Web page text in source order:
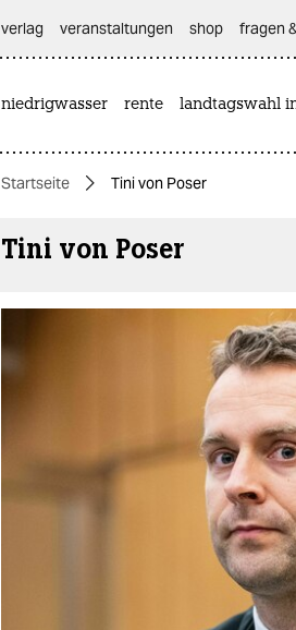
themen
politik
gesellschaft
verlag
veranstaltungen shop fragen
niedrigwasser rente landtagswahl
Startseite Tini von Poser
Tini von Poser